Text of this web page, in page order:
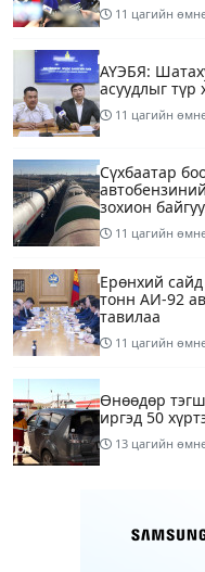
11 цагийн
АҮЭБЯ:
асуудлыг түр
11 цагийн
Сүхбаатар
зохион
11 цагийн
Ерөнхий
тонн АИ-92
тавилаа
11 цагийн
Өнөөдөр
иргэд 50
13 цагийн
Өнөөдөр”
15 цагийн